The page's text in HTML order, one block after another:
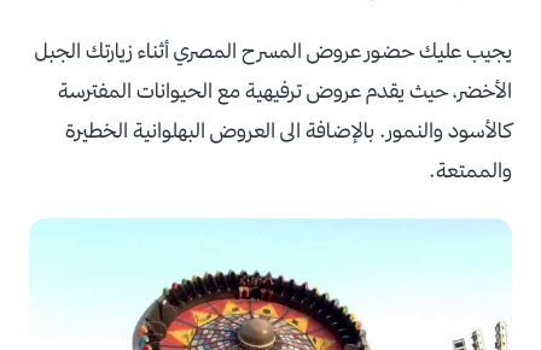
يجيب عليك حضور عروض المسرح المصري أثناء زيارتك الجبل
الأخضر، حيث يقدم عروض ترفيهية مع الحيوانات المفترسة
كالأسود والنمور. بالإضافة الى العروض البهلوانية الخطيرة
والممتعة.